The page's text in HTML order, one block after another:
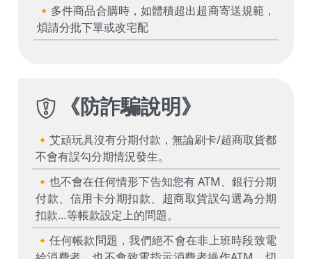
🔸多件商品合購時，如體積超出超商寄送規範，
煩請分批下單或改宅配
《防詐騙說明》
🔸艾頑玩具沒有分期付款，無論刷卡/超商取貨都
不會有誤勾分期情況發生。
🔸也不會在任何情形下告知您有 ATM、銀行分期
付款、信用卡分期扣款、超商取貨誤勾選為分期
扣款…等帳款設定上的問題。
🔸任何帳款問題，我們絕不會在非上班時段致電